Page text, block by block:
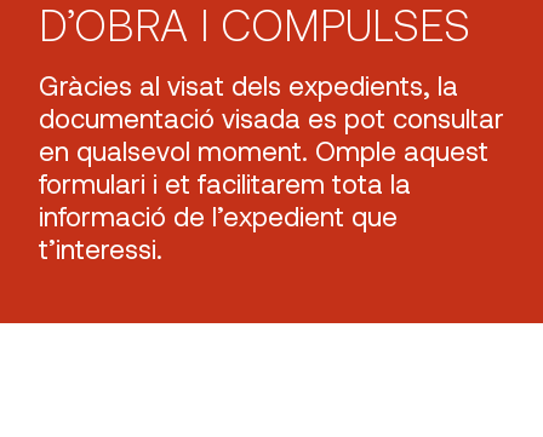
D’OBRA I COMPULSES
Gràcies al visat dels expedients, la
documentació visada es pot consultar
en qualsevol moment. Omple aquest
formulari i et facilitarem tota la
informació de l’expedient que
t’interessi.